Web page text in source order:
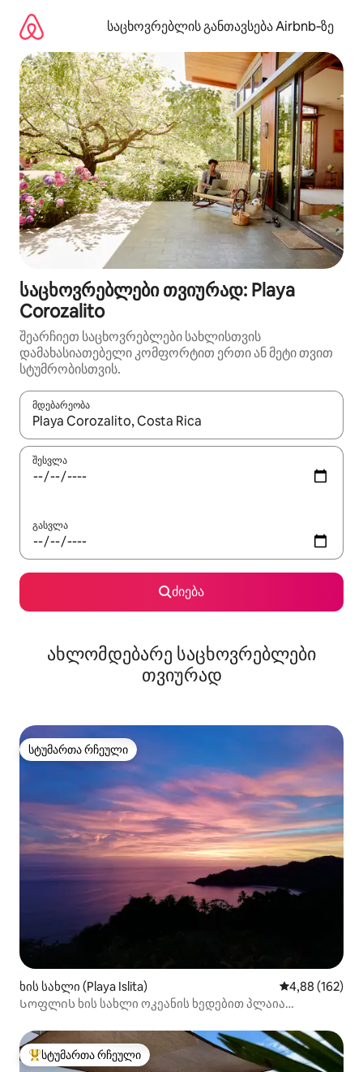
გადასვლა
საცხოვრებლის განთავსება Airbnb‑ზე
საცხოვრებლები თვიურად: Playa
Corozalito
შეარჩიეთ საცხოვრებლები სახლისთვის
დამახასიათებელი კომფორტით ერთი ან მეტი თვით
სტუმრობისთვის.
მდებარეობა
როცა შედეგები ხელმისაწვდომი გახდება, ნავიგაციისთვის
შესვლა
გასვლა
ძიება
ახლომდებარე საცხოვრებლები
თვიურად
სტუმართა რჩეული
სტუმართა რჩეული
ხის სახლი (Playa Islita) საშუალო
4,88 (162)
Სოფლის ხის სახლი ოკეანის ხედებით პლაია
სტუმართა რჩეული მოწინავე ვარიანტი
სტუმართა რჩეული